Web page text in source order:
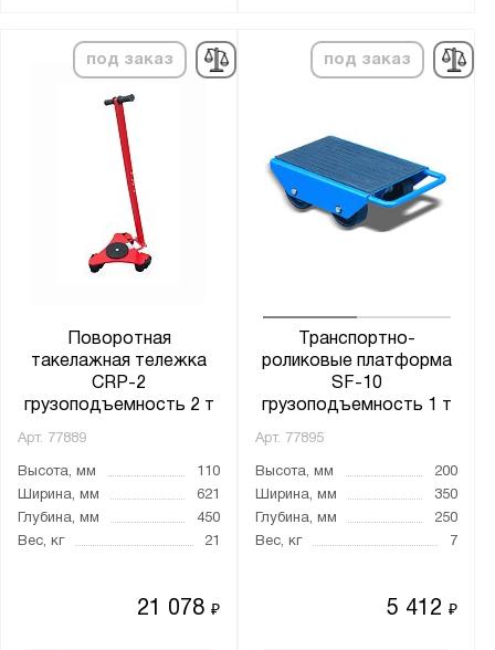
под заказ
Поворотная
такелажная тележка
CRP-2
грузоподъемность 2 т
Арт. 77889
Высота, мм
110
Ширина, мм
621
Глубина, мм
450
Вес, кг
21
21 078₽
под заказ
Транспортно-
роликовые платформа
SF-10
грузоподъемность 1 т
Арт. 77895
Высота, мм
200
Ширина, мм
350
Глубина, мм
250
Вес, кг
7
5 412₽
800
850
1150
1200
1220
1500
Ширина вил, мм:
200-550
220-600
310-850